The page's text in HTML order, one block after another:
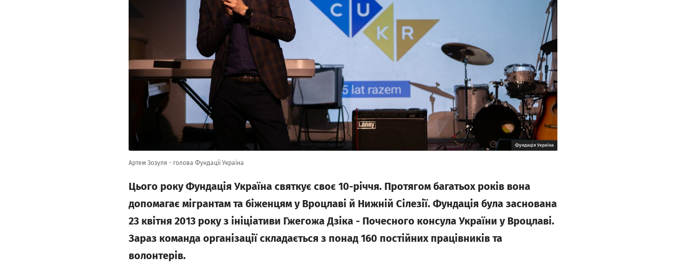
Фундація Україна
Артем Зозуля - голова Фундації Україна
Цього року Фундація Україна святкує своє 10-річчя. Протягом багатьох років вона
допомагає мігрантам та біженцям у Вроцлаві й Нижній Сілезії. Фундація була заснована
23 квітня 2013 року з ініціативи Гжегожа Дзіка - Почесного консула України у Вроцлаві.
Зараз команда організації складається з понад 160 постійних працівників та
волонтерів.